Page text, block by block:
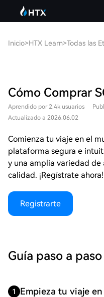
Inicio>HTX Learn>Todas las
Cómo Comprar
Aprendido por 2.4k usuarios
Actualizado a 2026.06.02
Comienza tu viaje en el
plataforma segura e
y una amplia variedad
calidad. ¡Regístrate ahora!
Registrarte
Guía paso a
1 Empieza tu viaje